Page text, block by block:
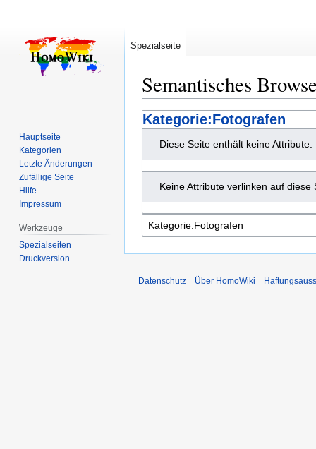
Semantisches
Zur
Navigation
springen
Zur
Suche
springen
Kategorie:Fotografen
Diese Seite enthält keine Attribute.
Keine Attribute verlinken auf diese
Spezialseite
Hauptseite
Kategorien
Letzte Änderungen
Zufällige Seite
Hilfe
Impressum
Werkzeuge
Spezialseiten
Druckversion
Datenschutz Über HomoWiki